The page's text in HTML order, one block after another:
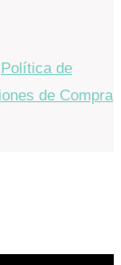
Política de
de Compra